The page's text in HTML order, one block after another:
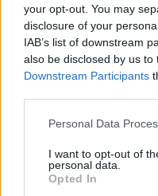
your opt-out. You may
disclosure of your
IAB’s list of downstream
also be disclosed by us to
Downstream Participants
Please note that this
not limited to your visit or
grant or deny consent to
use your data for below
Personal Data
I want to opt-out of
personal data.
Opted In
Kiitos kaikille
Mainostaja:Jos
tavoittaa hiihdosta